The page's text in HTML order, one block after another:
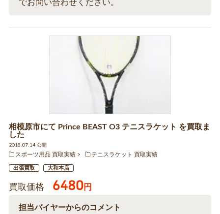
でお問い合わせください。
相模原市にて Prince BEAST O3 テニスラケット を買取ま
した
2018.07.14 公開
スポーツ用品 買取実績
テニスラケット 買取実績
出張買取 大和本店
買取価格 6480円
担当バイヤーからのコメント